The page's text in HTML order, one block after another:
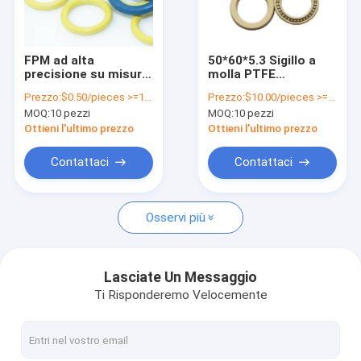
Chi siamo
Contattaci
notizie
Richiedere un preventivo
Cinture trasportatrici in gomma
Sigillo di olio
FPM ad alta
precisione su misura
Silicone EPDM
Rubber O-Ring Seal
OEM/ODM
Prezzo:$0.50/pieces >=10 pieces
MOQ:10 pezzi
Ottieni l'ultimo prezzo
Contattaci
50*60*5.3 Sigillo a
molla PTFE
tensione con
resistenza alle alte
temperature
Prezzo:$10.00/pieces >=10 pieces
MOQ:10 pezzi
Ottieni l'ultimo prezzo
Contattaci
Osservi più
Lasciate Un Messaggio
Ti Risponderemo Velocemente